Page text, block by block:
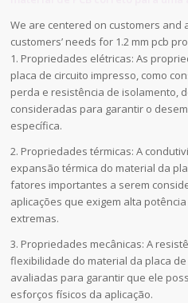
We are centered on customers and
customers’ needs for 1.2 mm pcb
1. Propriedades elétricas: As
placa de circuito impresso, como
perda e resistência de isolamento,
consideradas para garantir o
específica.
2. Propriedades térmicas: A
expansão térmica do material da
fatores importantes a serem
aplicações que exigem alta
extremas.
3. Propriedades mecânicas: A
flexibilidade do material da placa
avaliadas para garantir que ele
esforços físicos da aplicação.